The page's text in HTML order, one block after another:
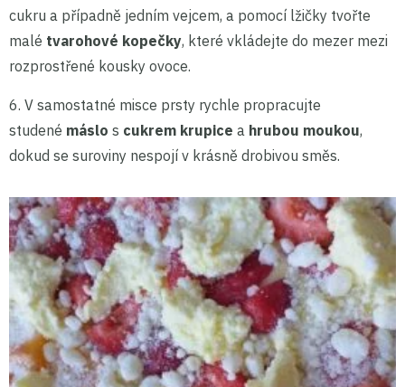
cukru a případně jedním vejcem, a pomocí lžičky tvořte
malé tvarohové kopečky, které vkládejte do mezer mezi
rozprostřené kousky ovoce.
6. V samostatné misce prsty rychle propracujte
studené máslo s cukrem krupice a hrubou moukou,
dokud se suroviny nespojí v krásně drobivou směs.